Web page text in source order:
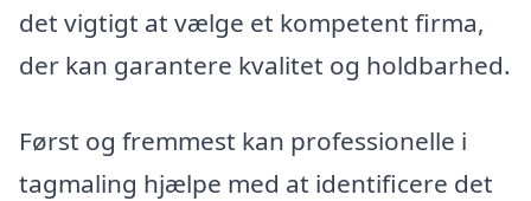
det vigtigt at vælge et kompetent firma,
der kan garantere kvalitet og holdbarhed.
Først og fremmest kan professionelle i
tagmaling hjælpe med at identificere det